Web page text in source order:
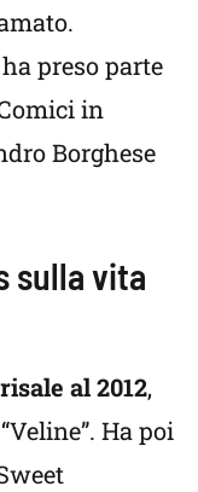
preso parte
in
Borghese
sulla vita
al 2012,
Ha poi